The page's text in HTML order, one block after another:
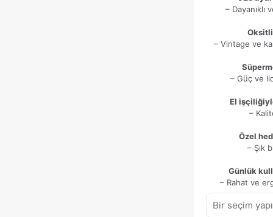
– Dayanıklı
Oksitli
– Vintage ve
– Güç ve
El
–
Özel
– Şık
Günlük
– Rahat ve